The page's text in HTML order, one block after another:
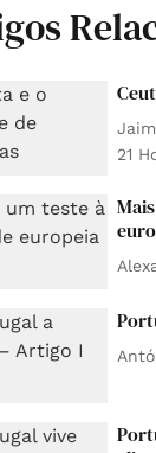
21